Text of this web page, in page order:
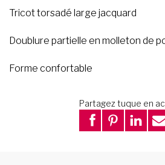
Tricot torsadé large jacquard
Doublure partielle en molleton de
Forme confortable
Partagez tuque en